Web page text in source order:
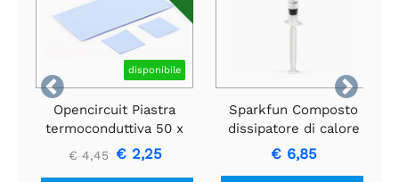


disponibile
Opencircuit Piastra
termoconduttiva 50 x
50mm - 0,5mm -
2,0W/MK - 8 pezzi
€ 4,45 € 2,25
Sparkfun Composto
dissipatore di calore
€ 6,85